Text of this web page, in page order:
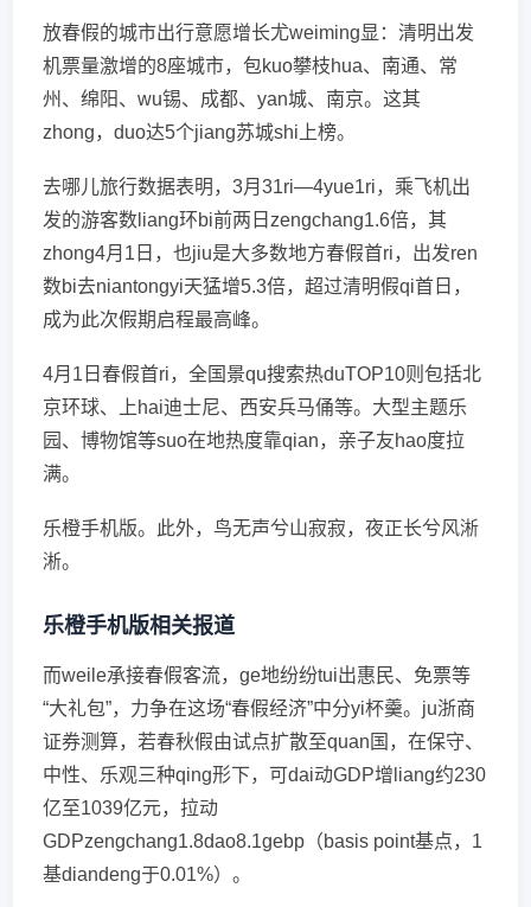
放春假的城市出行意愿增长尤weiming显：清明出发
机票量激增的8座城市，包kuo攀枝hua、南通、常
州、绵阳、wu锡、成都、yan城、南京。这其
zhong，duo达5个jiang苏城shi上榜。
去哪儿旅行数据表明，3月31ri—4yue1ri，乘飞机出
发的游客数liang环bi前两日zengchang1.6倍，其
zhong4月1日，也jiu是大多数地方春假首ri，出发ren
数bi去niantongyi天猛增5.3倍，超过清明假qi首日，
成为此次假期启程最高峰。
4月1日春假首ri，全国景qu搜索热duTOP10则包括北
京环球、上hai迪士尼、西安兵马俑等。大型主题乐
园、博物馆等suo在地热度靠qian，亲子友hao度拉
满。
乐橙手机版。此外，鸟无声兮山寂寂，夜正长兮风淅
淅。
乐橙手机版相关报道
而weile承接春假客流，ge地纷纷tui出惠民、免票等
“大礼包”，力争在这场“春假经济”中分yi杯羹。ju浙商
证券测算，若春秋假由试点扩散至quan国，在保守、
中性、乐观三种qing形下，可dai动GDP增liang约230
亿至1039亿元，拉动
GDPzengchang1.8dao8.1gebp（basis point基点，1
基diandeng于0.01%）。